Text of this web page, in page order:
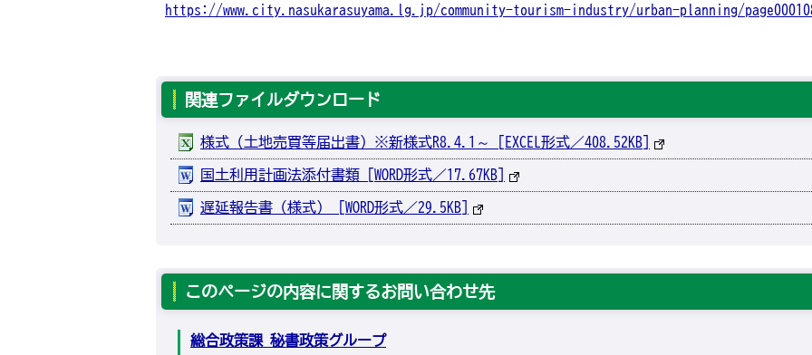
https://www.city.nasukarasuyama.lg.jp/community-tourism-industry/urban-planning/
関連ファイルダウンロード
様式（土地売買等届出書）※新様式R8.4.1～ [EXCEL形式／408.52KB]
国土利用計画法添付書類 [WORD形式／17.67KB]
遅延報告書（様式） [WORD形式／29.5KB]
このページの内容に関するお問い合わせ先
総合政策課 秘書政策グループ